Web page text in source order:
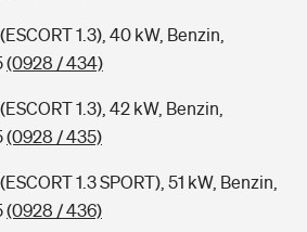
1.3), 40 kW, Benzin,
(0928 / 434)
1.3), 42 kW, Benzin,
(0928 / 435)
1.3 SPORT), 51 kW, Benzin,
(0928 / 436)